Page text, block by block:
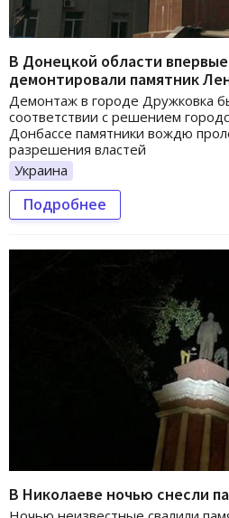
В Донецкой области
демонтировали памятник
Демонтаж в городе Дружковка
соответствии с решением
Донбассе памятники вождю
разрешения властей
Украина
Подробнее
В Николаеве ночью снесли